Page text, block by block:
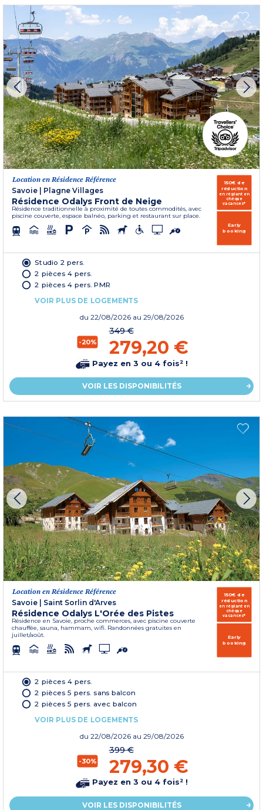
Location en Résidence Référence
Savoie
Plagne Villages
Résidence Odalys Front de Neige
Résidence traditionnelle à proximité de toutes commodités, avec
piscine couverte, espace balnéo, parking et restaurant sur place.
150€ de
réduction
en réglant en
chèque
vacances*
Early
booking
Studio 2 pers.
2 pièces 4 pers.
2 pièces 4 pers. PMR
VOIR PLUS DE LOGEMENTS
du 22/08/2026 au 29/08/2026
-20%
349 €
279,20 €
Payez en 3 ou 4 fois² !
VOIR LES DISPONIBILITÉS
Location en Résidence Référence
Savoie | Saint Sorlin d'Arves
Résidence Odalys L'Orée des Pistes
Résidence en Savoie, proche commerces, avec piscine couverte
chauffée, sauna, hammam, wifi. Randonnées gratuites en
juillet/août.
150€ de
réduction
en réglant en
chèque
vacances*
Early
booking
2 pièces 4 pers.
2 pièces 5 pers. sans balcon
2 pièces 5 pers. avec balcon
VOIR PLUS DE LOGEMENTS
du 22/08/2026 au 29/08/2026
-30%
399 €
279,30 €
Payez en 3 ou 4 fois² !
VOIR LES DISPONIBILITÉS